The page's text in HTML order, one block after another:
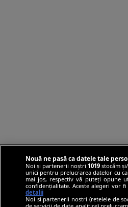
Nouă ne pasă ca datele tale
Noi și partenerii noștri 1019stocăm
unici pentru prelucrarea datelor cu
mai jos, respectiv vă puteți opune
confidențialitate. Aceste alegeri vor
detalii
Noi si partenerii nostri (retelele de